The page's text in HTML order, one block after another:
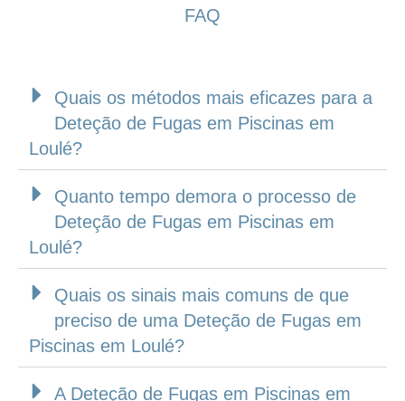
FAQ
Quais os métodos mais eficazes para a
Deteção de Fugas em Piscinas em
Loulé?
Quanto tempo demora o processo de
Deteção de Fugas em Piscinas em
Loulé?
Quais os sinais mais comuns de que
preciso de uma Deteção de Fugas em
Piscinas em Loulé?
A Deteção de Fugas em Piscinas em